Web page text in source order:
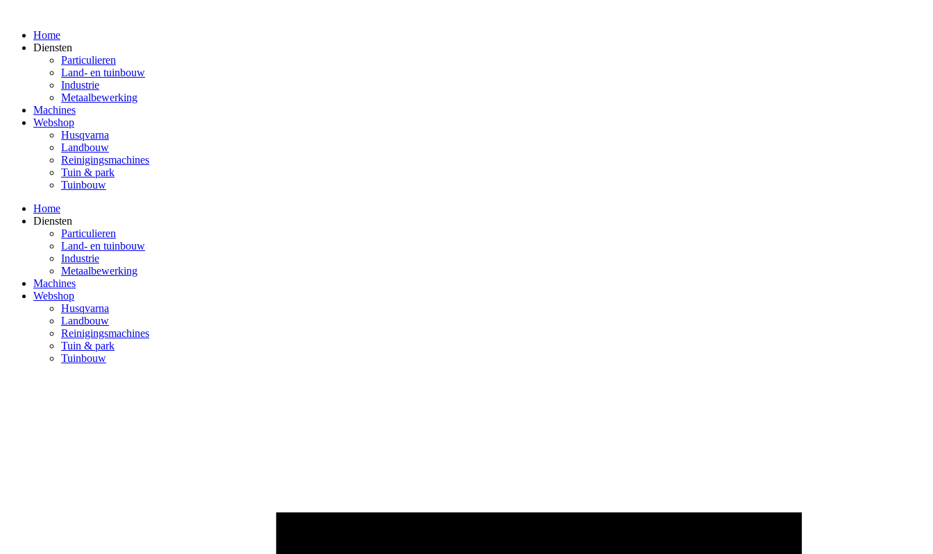
inhoud
Home
Diensten
Particulieren
Land- en tuinbouw
Industrie
Metaalbewerking
Machines
Webshop
Husqvarna
Landbouw
Reinigingsmachines
Tuin & park
Tuinbouw
Home
Diensten
Particulieren
Land- en tuinbouw
Industrie
Metaalbewerking
Machines
Webshop
Husqvarna
Landbouw
Reinigingsmachines
Tuin & park
Tuinbouw